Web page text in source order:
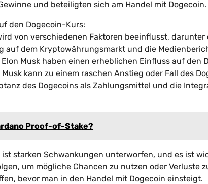
und beteiligten sich am Handel mit Dogecoin.
den Dogecoin-Kurs:
von verschiedenen Faktoren beeinflusst,
auf dem Kryptowährungsmarkt und die
Musk haben einen erheblichen Einfluss auf den
kann zu einem raschen Anstieg oder Fall des
des Dogecoins als Zahlungsmittel und die
Proof-of-Stake?
ist starken Schwankungen unterworfen, und es ist
um mögliche Chancen zu nutzen oder Verluste
bevor man in den Handel mit Dogecoin einsteigt.